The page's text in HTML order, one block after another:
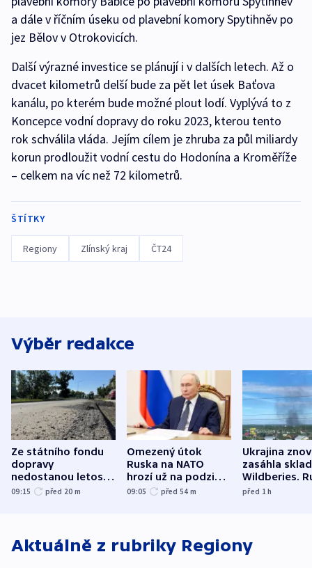
a dále v říčním úseku od plavební komory Spytihněv po
jez Bělov v Otrokovicích.
Další výrazné investice se plánují i v dalších letech. Až o
dvacet kilometrů delší bude za pět let úsek Baťova
kanálu, po kterém bude možné plout lodí. Vyplývá to z
Koncepce vodní dopravy do roku 2023, kterou tento
rok schválila vláda. Jejím cílem je zhruba za půl miliardy
korun prodloužit vodní cestu do Hodonína a Kroměříže
– celkem na víc než 72 kilometrů.
ŠTÍTKY
Regiony Zlínský kraj ČT24
Výběr redakce
Ze státního fondu
dopravy
nedostanou letos
kraje na silnice ani
09:15 před 20 m
Omezený útok
Ruska na NATO
hrozí už na podzim,
varují tajné služby
09:05 před 54 m
Ukrajina
zasáhla
Wildberies.
útočili v
před 1h
Aktuálně z rubriky Regiony